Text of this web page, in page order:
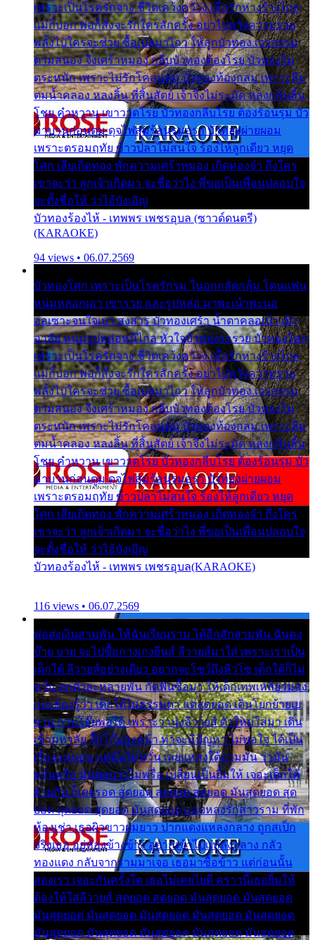
เพราะเป็นโรครักจาง ชีวิตเคว้งคว้าง เมื่อรักห่างร้างไกล
แม่ก็บอก พ่อก็สั่งจะรักใครสักครั้ง อย่าไปหวังความรวย
พลั้งไปใครจะช่วย ซื้อเปลมาไกว ให้ลูกบัวทอง เวรกรรม
ตามสนอง จึงเศร้าหมอง กลีบบัวทองต้องโรย บัวทองไม่
ตระหนัก เพราะไม่รักโคลนตม บัวทองท้องกลม เพราะลืม
ตมน้ำคลอง หลงลิ้น ที่สิ้นสัตย์ เจ้าจึงไม่ระมัด หลงกลิ่นลิ้น
โชย คำหวาน เขาวาดโรย บัวทองกลีบโรย ต้องร้อนรุม บัว
มาบานก่อนตูม ดุจไฟสุมร้อนรุมอุรา บัวทองผ่ายผอม
เพราะตรอมฤทัย ข้าวปลาไม่สนใจ ร้องไห้ลูกเดียว หยุด
โศก เสียเถิดทอง พักความเศร้าหมอง เถิดทองจ๋า ถึงใคร
เขาจะว่า ลูกเจ้าเกิดมา จะชื่อว่าไง พี่ขอเป็นเพื่อนปลอบใจ
จะตั้งชื่อให้ ว่าไอ้บังเอิญ
บัวทองร้องไห้ - เทพพร เพชรอุบล (ซาวด์ดนตรี)
(KARAOKE)
94 views • 06.07.2569
บัวทองโศก เพราะเป็นโรครักรุม ในอกกลัดกลุ้ม โดนแฟน
หนุ่มหลอกเอา เขารวย และรูปหล่อ มาพะเน้าพะนอ
ออเซาะจนใจเบา สงสาร บัวทองเศร้า น้ำตาคลอเบ้า เฝ้า
อาลัย หนุ่มรูปหล่อหนีไกล หัวใจบัวทองระรวย บัวทองโศก
เพราะเป็นโรครักจาง ชีวิตเคว้งคว้าง เมื่อรักห่างร้างไกล
แม่ก็บอก พ่อก็สั่งจะรักใครสักครั้ง อย่าไปหวังความรวย
พลั้งไปใครจะช่วย ซื้อเปลมาไกว ให้ลูกบัวทอง เวรกรรม
ตามสนอง จึงเศร้าหมอง กลีบบัวทองต้องโรย บัวทองไม่
ตระหนัก เพราะไม่รักโคลนตม บัวทองท้องกลม เพราะลืม
ตมน้ำคลอง หลงลิ้น ที่สิ้นสัตย์ เจ้าจึงไม่ระมัด หลงกลิ่นลิ้น
โชย คำหวาน เขาวาดโรย บัวทองกลีบโรย ต้องร้อนรุม บัว
มาบานก่อนตูม ดุจไฟสุมร้อนรุมอุรา บัวทองผ่ายผอม
เพราะตรอมฤทัย ข้าวปลาไม่สนใจ ร้องไห้ลูกเดียว หยุด
โศก เสียเถิดทอง พักความเศร้าหมอง เถิดทองจ๋า ถึงใคร
เขาจะว่า ลูกเจ้าเกิดมา จะชื่อว่าไง พี่ขอเป็นเพื่อนปลอบใจ
จะตั้งชื่อให้ ว่าไอ้บังเอิญ
บัวทองร้องไห้ - เทพพร เพชรอุบล(KARAOKE)
116 views • 06.07.2569
พ่อส่งเงินสามพัน ให้ฉันเรียนราม ได้อีกสักสามพัน ฉันคง
บ๊าย บาย จะไปซื้อกางเกงยีนส์ ลีวายส์มาใส่ เพราะเราเป็น
เด็กใต้ ลีวายส์อย่างเดียว อยากจะโชว์ถึงหิวโซ เด็กใต้ก็ไม่
หวั่น ตกตัวละหลายพัน กัดฟันซื้อมา ให้เด็กเทพเหลียวมอง
และต้องรู้ว่า เด็กใต้ไม่ธรรมดา แต่สุดยอด เดินโยกย้ายเย
ยวน กวนโอ๊ยพอได้ เพราะว่านุ่งลีวายส์ ตัวใหม่ใส่มา เดิน
เข้ามหาลัย จิ๊กโก๊มองหน้า ท่าจะมีปัญหา ไม่พอใจ ได้เป็น
เรื่องแน่นอน แต่ฉันไม่หวั่น เลยแหลงใต้ถามมัน ว่ามัน
พรั่นพรือ มันตอบว่าไม่พรื่อ เปลี่ยนเป็นยิ้มให้ เจอะเด็กใต้
ด้วยกัน ก็เลยรอด สุดยอด สุดยอด สุดยอด มันสุดยอด สุด
ยอด สุดยอด สุดยอด มันสุดยอด แอบหลงรักสาวราม ที่พัก
ห้องเช่า เธอผิวขาวผมยาว ปากแดงแหลงกลาง ถูกสเป็ก
จริงเธอ อยู่ห้องข้างข้าง อยากเข้าไปแหลงกลาง กลัว
ทองแดง กลับจากรามมาเจอ เธอมาซื้อข้าว แต่ก่อนนั้น
สองเรา เจอะกันครั้งใด เธอไม่เคยไยดี คราวนี้เธอยิ้มให้
ต้องให้ใส่ลีวายส์ สุดยอด สุดยอด มันสุดยอด มันสุดยอด
มันสุดยอด มันสุดยอด มันสุดยอด มันสุดยอด มันสุดยอด
มันสุดยอด มันสุดยอด มันสุดยอด มันสุดยอด มันสุดยอด